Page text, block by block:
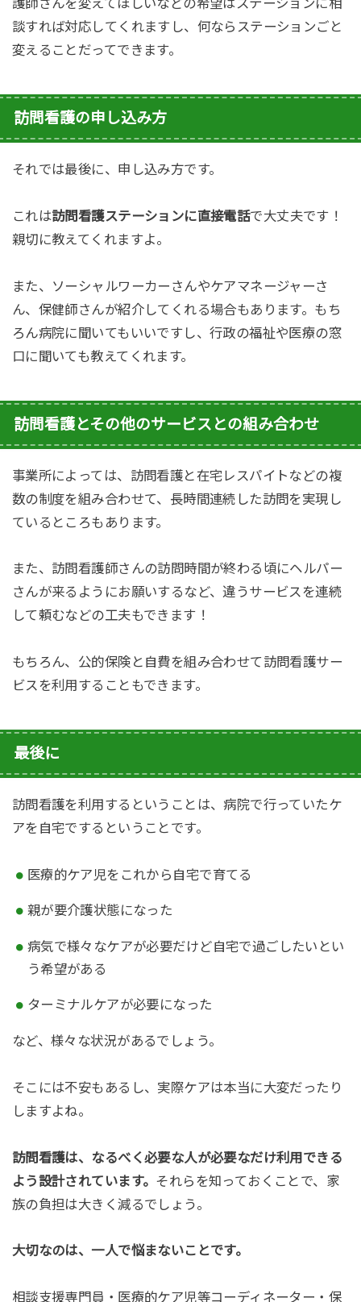
護師さんを変えてほしいなどの希望はステーションに相
談すれば対応してくれますし、何ならステーションごと
変えることだってできます。
訪問看護の申し込み方
それでは最後に、申し込み方です。
これは訪問看護ステーションに直接電話で大丈夫です！
親切に教えてくれますよ。
また、ソーシャルワーカーさんやケアマネージャーさ
ん、保健師さんが紹介してくれる場合もあります。 もち
ろん病院に聞いてもいいですし、行政の福祉や医療の窓
口に聞いても教えてくれます。
訪問看護とその他のサービスとの組み合わせ
事業所によっては、訪問看護と在宅レスパイトなどの複
数の制度を組み合わせて、長時間連続した訪問を実現し
ているところもあります。
また、訪問看護師さんの訪問時間が終わる頃にヘルパー
さんが来るようにお願いするなど、違うサービスを連続
して頼むなどの工夫もできます！
もちろん、公的保険と自費を組み合わせて訪問看護サー
ビスを利用することもできます。
最後に
訪問看護を利用するということは、病院で行っていたケ
アを自宅でするということです。
医療的ケア児をこれから自宅で育てる
親が要介護状態になった
病気で様々なケアが必要だけど自宅で過ごしたいとい
う希望がある
ターミナルケアが必要になった
など、様々な状況があるでしょう。
そこには不安もあるし、実際ケアは本当に大変だったり
しますよね。
訪問看護は、なるべく必要な人が必要なだけ利用できる
よう設計されています。 それらを知っておくことで、家
族の負担は大きく減るでしょう。
大切なのは、一人で悩まないことです。
相談支援専門員・医療的ケア児等コーディネーター・保